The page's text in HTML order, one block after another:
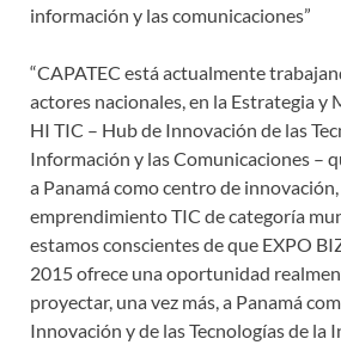
información y las comunicaciones”
“CAPATEC está actualmente
actores nacionales, en la Estrategia y
HI TIC – Hub de Innovación de las
Información y las Comunicaciones –
a Panamá como centro de
emprendimiento TIC de categoría
estamos conscientes de que EXPO
2015 ofrece una oportunidad
proyectar, una vez más, a Panamá
Innovación y de las Tecnologías de la